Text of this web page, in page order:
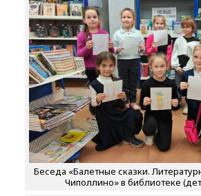
Беседа «Балетные сказки.
Чиполлино» в библиотеке